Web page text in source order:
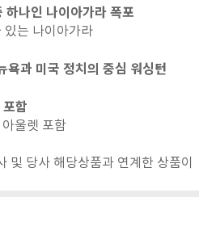
나인 나이아가라 폭포
는 나이아가라
과 미국 정치의 중심 워싱턴
함
울렛 포함
및 당사 해당상품과 연계한 상품이